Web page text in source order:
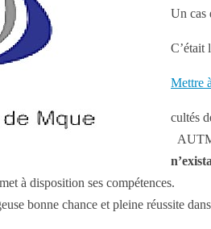
Un cas
C’était
Mettre
cultés
à disposition ses compétences.
bonne chance et pleine réussite